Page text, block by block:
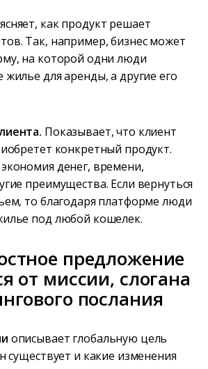
как продукт решает
Так, например, бизнес может
на которой одни люди
жилье для аренды, а другие его
Показывает, что клиент
конкретный продукт.
денег, времени,
преимущества. Если вернуться
то благодаря платформе люди
под любой кошелек.
предложение
от миссии, слогана
послания
описывает глобальную цель
существует и какие изменения